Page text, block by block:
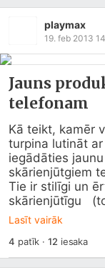
playmax
19. feb 2013
Jauns
telefonam
Kā teikt, kamēr
turpina lutināt
iegādāties
skārienjūtgiem
Tie ir stilīgi un
skārienjūtīgu
Lasīt vairāk
4 patīk ·12 iesaka